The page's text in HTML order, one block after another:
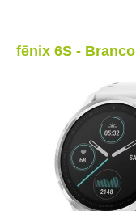
fēnix 6S - Branco